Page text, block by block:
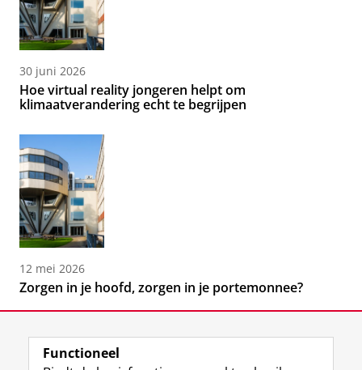
30 juni 2026
Hoe virtual reality jongeren helpt om
klimaatverandering echt te begrijpen
12 mei 2026
Zorgen in je hoofd, zorgen in je portemonnee?
Functioneel